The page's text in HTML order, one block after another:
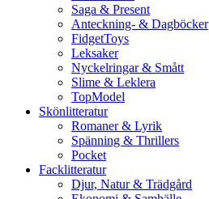
Saga & Present
Anteckning- & Dagböcker
FidgetToys
Leksaker
Nyckelringar & Smått
Slime & Leklera
TopModel
Skönlitteratur
Romaner & Lyrik
Spänning & Thrillers
Pocket
Facklitteratur
Djur, Natur & Trädgård